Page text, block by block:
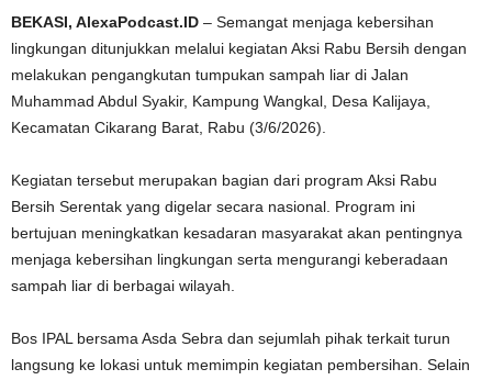
BEKASI, AlexaPodcast.ID – Semangat menjaga kebersihan
lingkungan ditunjukkan melalui kegiatan Aksi Rabu Bersih dengan
melakukan pengangkutan tumpukan sampah liar di Jalan
Muhammad Abdul Syakir, Kampung Wangkal, Desa Kalijaya,
Kecamatan Cikarang Barat, Rabu (3/6/2026).
Kegiatan tersebut merupakan bagian dari program Aksi Rabu
Bersih Serentak yang digelar secara nasional. Program ini
bertujuan meningkatkan kesadaran masyarakat akan pentingnya
menjaga kebersihan lingkungan serta mengurangi keberadaan
sampah liar di berbagai wilayah.
Bos IPAL bersama Asda Sebra dan sejumlah pihak terkait turun
langsung ke lokasi untuk memimpin kegiatan pembersihan. Selain